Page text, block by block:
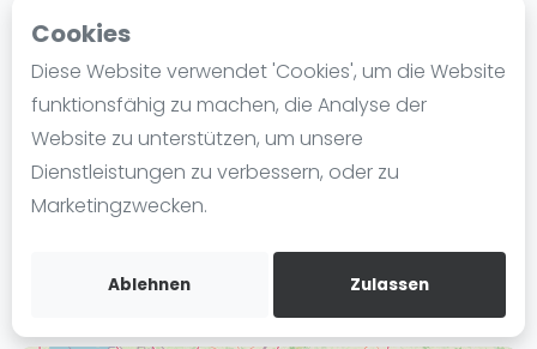
Cookies
Diese Website verwendet 'Cookies', um die Website
funktionsfähig zu machen, die Analyse der
Website zu unterstützen, um unsere
Dienstleistungen zu verbessern, oder zu
Marketingzwecken.
Ablehnen Zulassen
Blog
Die Geschichte von Padel
Regeln und Punktzählung
Padel Schläge
Video
Playtomic
Padelon Essen | Essen
Worringstr. 250a
45289Essen
Routebeschrijving